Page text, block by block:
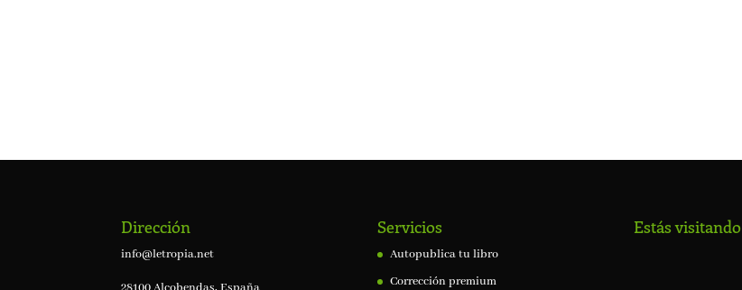
Dirección
info@letropia.net
Servicios
Autopublica tu libro
Corrección premium
Estás visitando